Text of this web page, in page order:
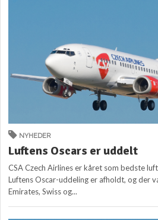
NYHEDER
Luftens Oscars er uddelt
CSA Czech Airlines er kåret som bedste
Luftens Oscar-uddeling er afholdt, og der
Emirates, Swiss og...